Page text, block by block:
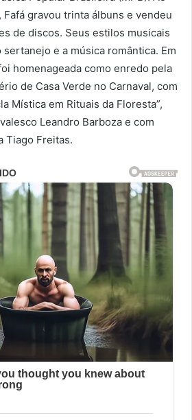
gravou trinta álbuns e vendeu
de discos. Seus estilos musicais
e a música romântica. Em
homenageada como enredo pela
de Casa Verde no Carnaval, com
Mística em Rituais da Floresta”,
Leandro Barboza e com
Tiago Freitas.